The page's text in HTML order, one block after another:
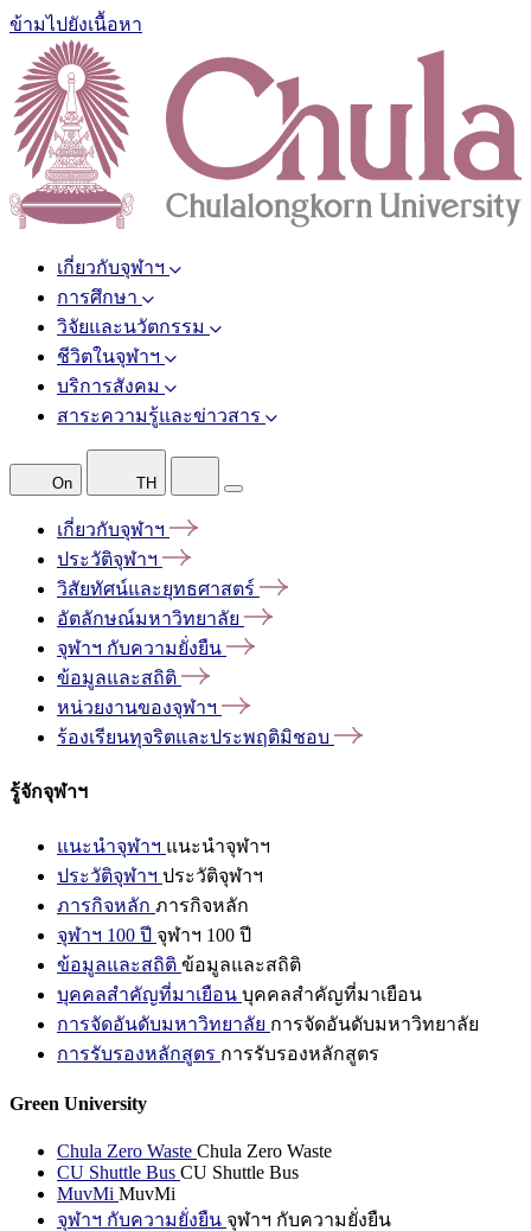
ข้ามไปยังเนื้อหา
เกี่ยวกับจุฬาฯ
การศึกษา
วิจัยและนวัตกรรม
ชีวิตในจุฬาฯ
บริการสังคม
สาระความรู้และข่าวสาร
On TH
เกี่ยวกับจุฬาฯ
ประวัติจุฬาฯ
วิสัยทัศน์และยุทธศาสตร์
อัตลักษณ์มหาวิทยาลัย
จุฬาฯ กับความยั่งยืน
ข้อมูลและสถิติ
หน่วยงานของจุฬาฯ
ร้องเรียนทุจริตและประพฤติมิชอบ
รู้จักจุฬาฯ
แนะนำจุฬาฯ แนะนำจุฬาฯ
ประวัติจุฬาฯ ประวัติจุฬาฯ
ภารกิจหลัก ภารกิจหลัก
จุฬาฯ 100 ปี จุฬาฯ 100 ปี
ข้อมูลและสถิติ ข้อมูลและสถิติ
บุคคลสำคัญที่มาเยือน บุคคลสำคัญที่มาเยือน
การจัดอันดับมหาวิทยาลัย การจัดอันดับมหาวิทยาลัย
การรับรองหลักสูตร การรับรองหลักสูตร
Green University
Chula Zero Waste Chula Zero Waste
CU Shuttle Bus CU Shuttle Bus
MuvMi MuvMi
จุฬาฯ กับความยั่งยืน จุฬาฯ กับความยั่งยืน